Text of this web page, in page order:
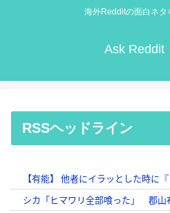
海外Redditの面白ネタ
Ask Reddit
RSSヘッドライン